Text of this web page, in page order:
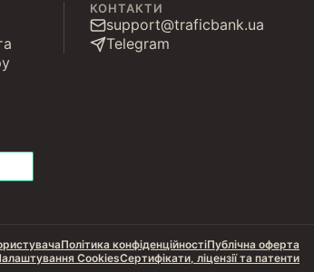
КОНТАКТИ
support@traficbank.ua
Telegram
Політика конфіденційностіПублічна оферта
CookiesСертифікати, ліцензії та патенти